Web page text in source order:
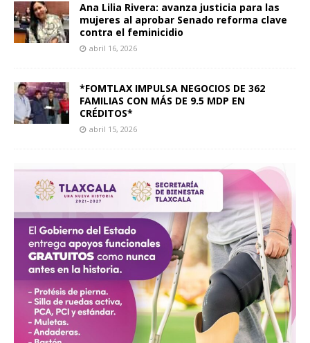
Ana Lilia Rivera: avanza justicia para las
mujeres al aprobar Senado reforma clave
contra el feminicidio
abril 16, 2026
*FOMTLAX IMPULSA NEGOCIOS DE 362
FAMILIAS CON MÁS DE 9.5 MDP EN
CRÉDITOS*
abril 15, 2026